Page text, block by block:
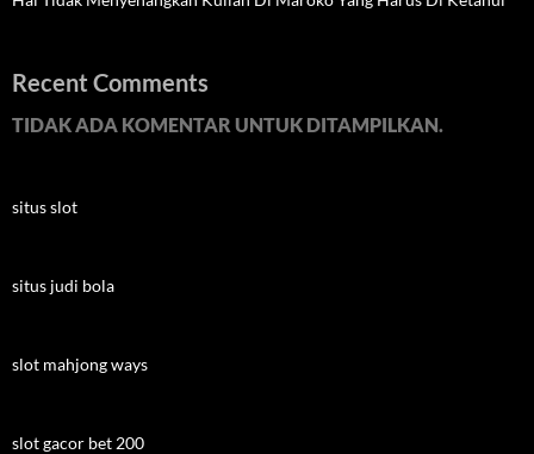
Recent Comments
TIDAK ADA KOMENTAR UNTUK DITAMPILKAN.
situs slot
situs judi bola
slot mahjong ways
slot gacor bet 200